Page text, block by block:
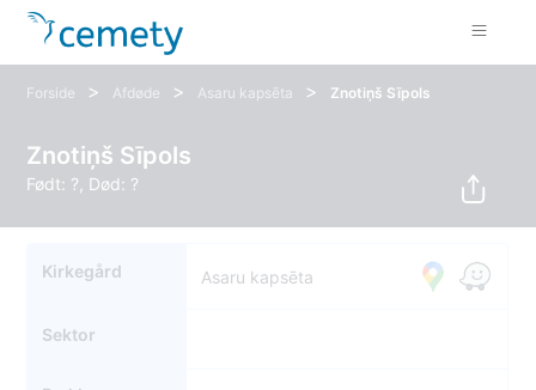
Forside > Afdøde > Asaru kapsēta > Znotiņš Sīpols
Znotiņš Sīpols
Født: ?, Død: ?
Kirkegård Asaru kapsēta
Sektor